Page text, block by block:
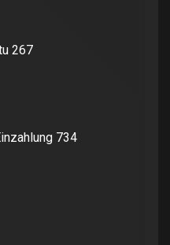
267
734